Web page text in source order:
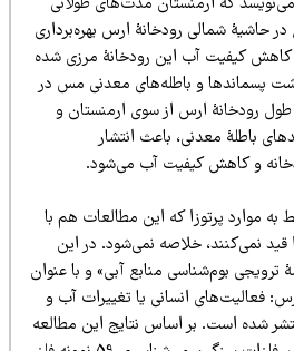
شمالی رودخانۀ ارس بهره‌برداری
آب این رودخانۀ مرزی شده
و باطله‌های معدنی مس در
ارس از سوی ارمنستان و
معدنی، باعث انتشار
و کاهش کیفیت آب می‌شود.
پرتوزا که این مطالعات هم با
خلاصه نمی‌شود. در این
بوم‌شناسی منابع آبی» و با عنوان
انسانی یا تغییرات آب و
1401 منتشر شده است. بر اساس نتایج این مطالعه